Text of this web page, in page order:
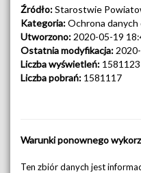
Źródło:Starostwie
Kategoria:Ochrona
Utworzono: 2020-05-19
Ostatnia modyfikacja:
Liczba wyświetleń: 1581123
Liczba pobrań: 1581117
Warunki ponownego
Ten zbiór danych jest